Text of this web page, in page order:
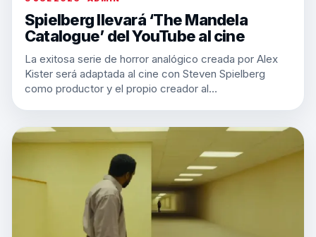
Spielberg llevará ‘The Mandela
Catalogue’ del YouTube al cine
La exitosa serie de horror analógico creada por Alex
Kister será adaptada al cine con Steven Spielberg
como productor y el propio creador al…